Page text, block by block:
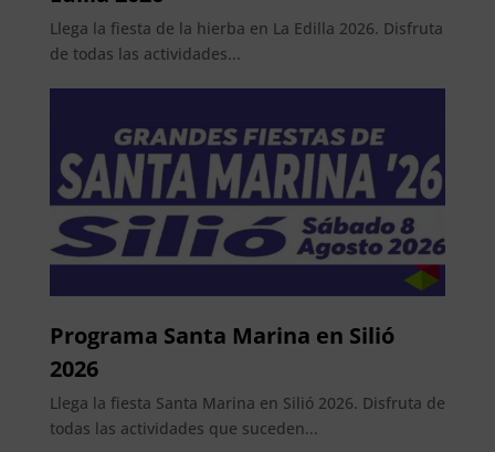
Llega la fiesta de la hierba en La Edilla 2026. Disfruta
de todas las actividades...
Programa Santa Marina en Silió
2026
Llega la fiesta Santa Marina en Silió 2026. Disfruta de
todas las actividades que suceden...